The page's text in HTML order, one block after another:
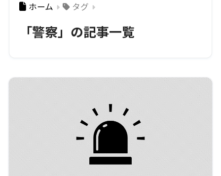
ホーム タグ
「警察」の記事一覧